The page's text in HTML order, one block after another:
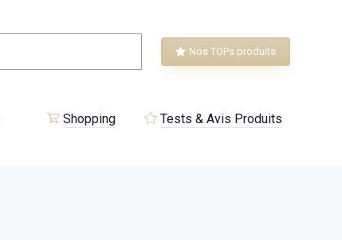
Nos TOPs produits
Shopping Tests & Avis Produits